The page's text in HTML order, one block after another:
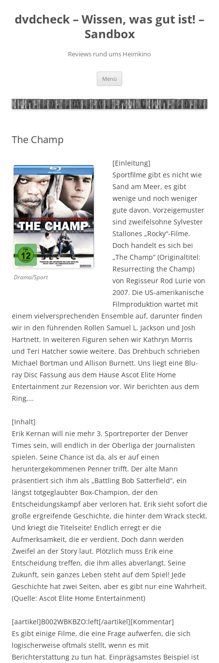
springen
dvdcheck – Wissen, was gut ist! –
Sandbox
Reviews rund ums Heimkino
Menü
The Champ
Drama/Sport
[Einleitung]
Sportfilme gibt es nicht wie
Sand am Meer, es gibt
wenige und noch weniger
gute davon. Vorzeigemuster
sind zweifelsohne Sylvester
Stallones „Rocky“-Filme.
Doch handelt es sich bei
„The Champ“ (Originaltitel:
Resurrecting the Champ)
von Regisseur Rod Lurie von
2007. Die US-amerikanische
Filmproduktion wartet mit
einem vielversprechenden Ensemble auf, darunter finden
wir in den führenden Rollen Samuel L. Jackson und Josh
Hartnett. In weiteren Figuren sehen wir Kathryn Morris
und Teri Hatcher sowie weitere. Das Drehbuch schrieben
Michael Bortman und Allison Burnett. Uns liegt eine Blu-
ray Disc Fassung aus dem Hause Ascot Elite Home
Entertainment zur Rezension vor. Wir berichten aus dem
Ring,…
[Inhalt]
Erik Kernan will nie mehr 3. Sportreporter der Denver
Times sein, will endlich in der Oberliga der Journalisten
spielen. Seine Chance ist da, als er auf einen
heruntergekommenen Penner trifft. Der alte Mann
präsentiert sich ihm als „Battling Bob Satterfield“, ein
längst totgeglaubter Box-Champion, der den
Entscheidungskampf aber verloren hat. Erik sieht sofort die
große ergreifende Geschichte, die hinter dem Wrack steckt.
Und kriegt die Titelseite! Endlich erregt er die
Aufmerksamkeit, die er verdient. Doch dann werden
Zweifel an der Story laut. Plötzlich muss Erik eine
Entscheidung treffen, die ihm alles abverlangt. Seine
Zukunft, sein ganzes Leben steht auf dem Spiel! Jede
Geschichte hat zwei Seiten, aber es gibt nur eine Wahrheit.
(Quelle: Ascot Elite Home Entertainment)
[aartikel]B002WBKBZO:left[/aartikel][Kommentar]
Es gibt einige Filme, die eine Frage aufwerfen, die sich
logischerweise oftmals stellt, wenn es mit
Berichterstattung zu tun hat. Einprägsamstes Beispiel ist